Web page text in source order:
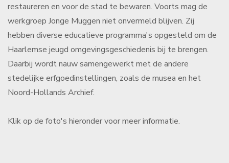
restaureren en voor de stad te bewaren. Voorts mag de
werkgroep Jonge Muggen niet onvermeld blijven. Zij
hebben diverse educatieve programma's opgesteld om de
Haarlemse jeugd omgevingsgeschiedenis bij te brengen.
Daarbij wordt nauw samengewerkt met de andere
stedelijke erfgoedinstellingen, zoals de musea en het
Noord-Hollands Archief.
Klik op de foto's hieronder voor meer informatie.